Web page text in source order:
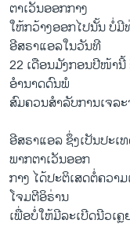
ຕາເວັນອອກກາງ
ໃຫ້ກວ້າງອອກໄປນັ້ນ ບໍ່ມີ
ອີສຣາແອລໃນວັນທີ
22 ເດືອນມັງກອນປີໜ້ານີ້
ອໍານາດດົນພໍ
ສົມຄວນສໍາລັບການເຈລ
ອີສຣາແອລ ຊຶ່ງເປັນປະເ
ພາກຕາເວັນອອກ
ກາງ ໄດ້ປະຕິເສດຕໍ່ຄວາ
ໂຈມຕີອິຣ່ານ
ເພື່ອບໍ່ໃຫ້ມີລະເບີດນີວເ